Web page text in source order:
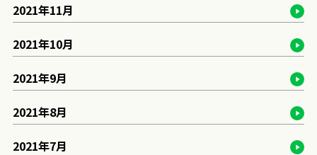
2021年11月
2021年10月
2021年9月
2021年8月
2021年7月